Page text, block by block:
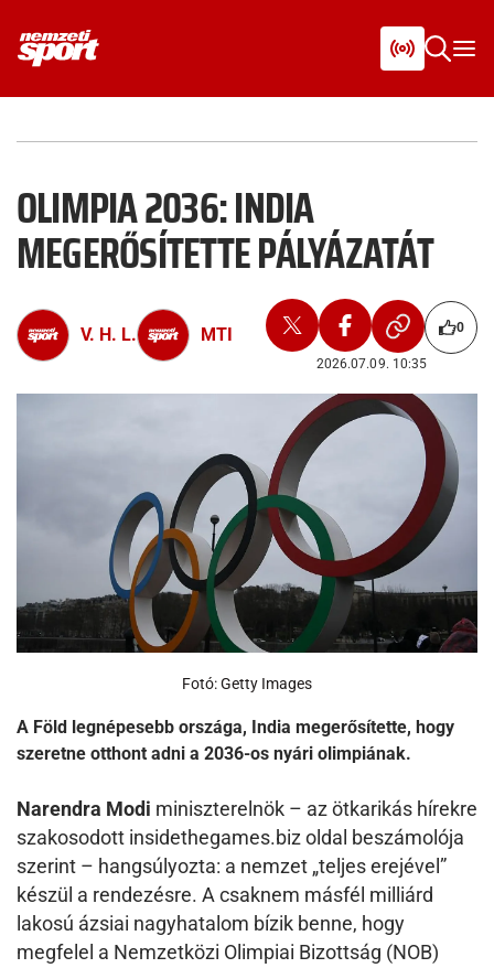
OLIMPIA 2036: INDIA
MEGERŐSÍTETTE PÁLYÁZATÁT
V. H. L. MTI 0
2026.07.09. 10:35
Fotó: Getty Images
A Föld legnépesebb országa, India megerősítette, hogy
szeretne otthont adni a 2036-os nyári olimpiának.
Narendra Modi miniszterelnök – az ötkarikás hírekre
szakosodott insidethegames.biz oldal beszámolója
szerint – hangsúlyozta: a nemzet „teljes erejével”
készül a rendezésre. A csaknem másfél milliárd
lakosú ázsiai nagyhatalom bízik benne, hogy
megfelel a Nemzetközi Olimpiai Bizottság (NOB)